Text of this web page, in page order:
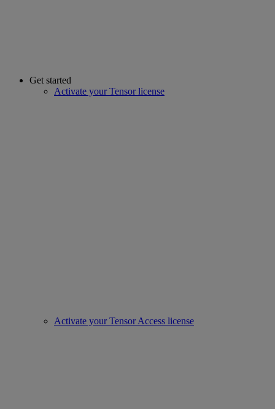
Get started
Activate your Tensor license
Activate your Tensor Access license